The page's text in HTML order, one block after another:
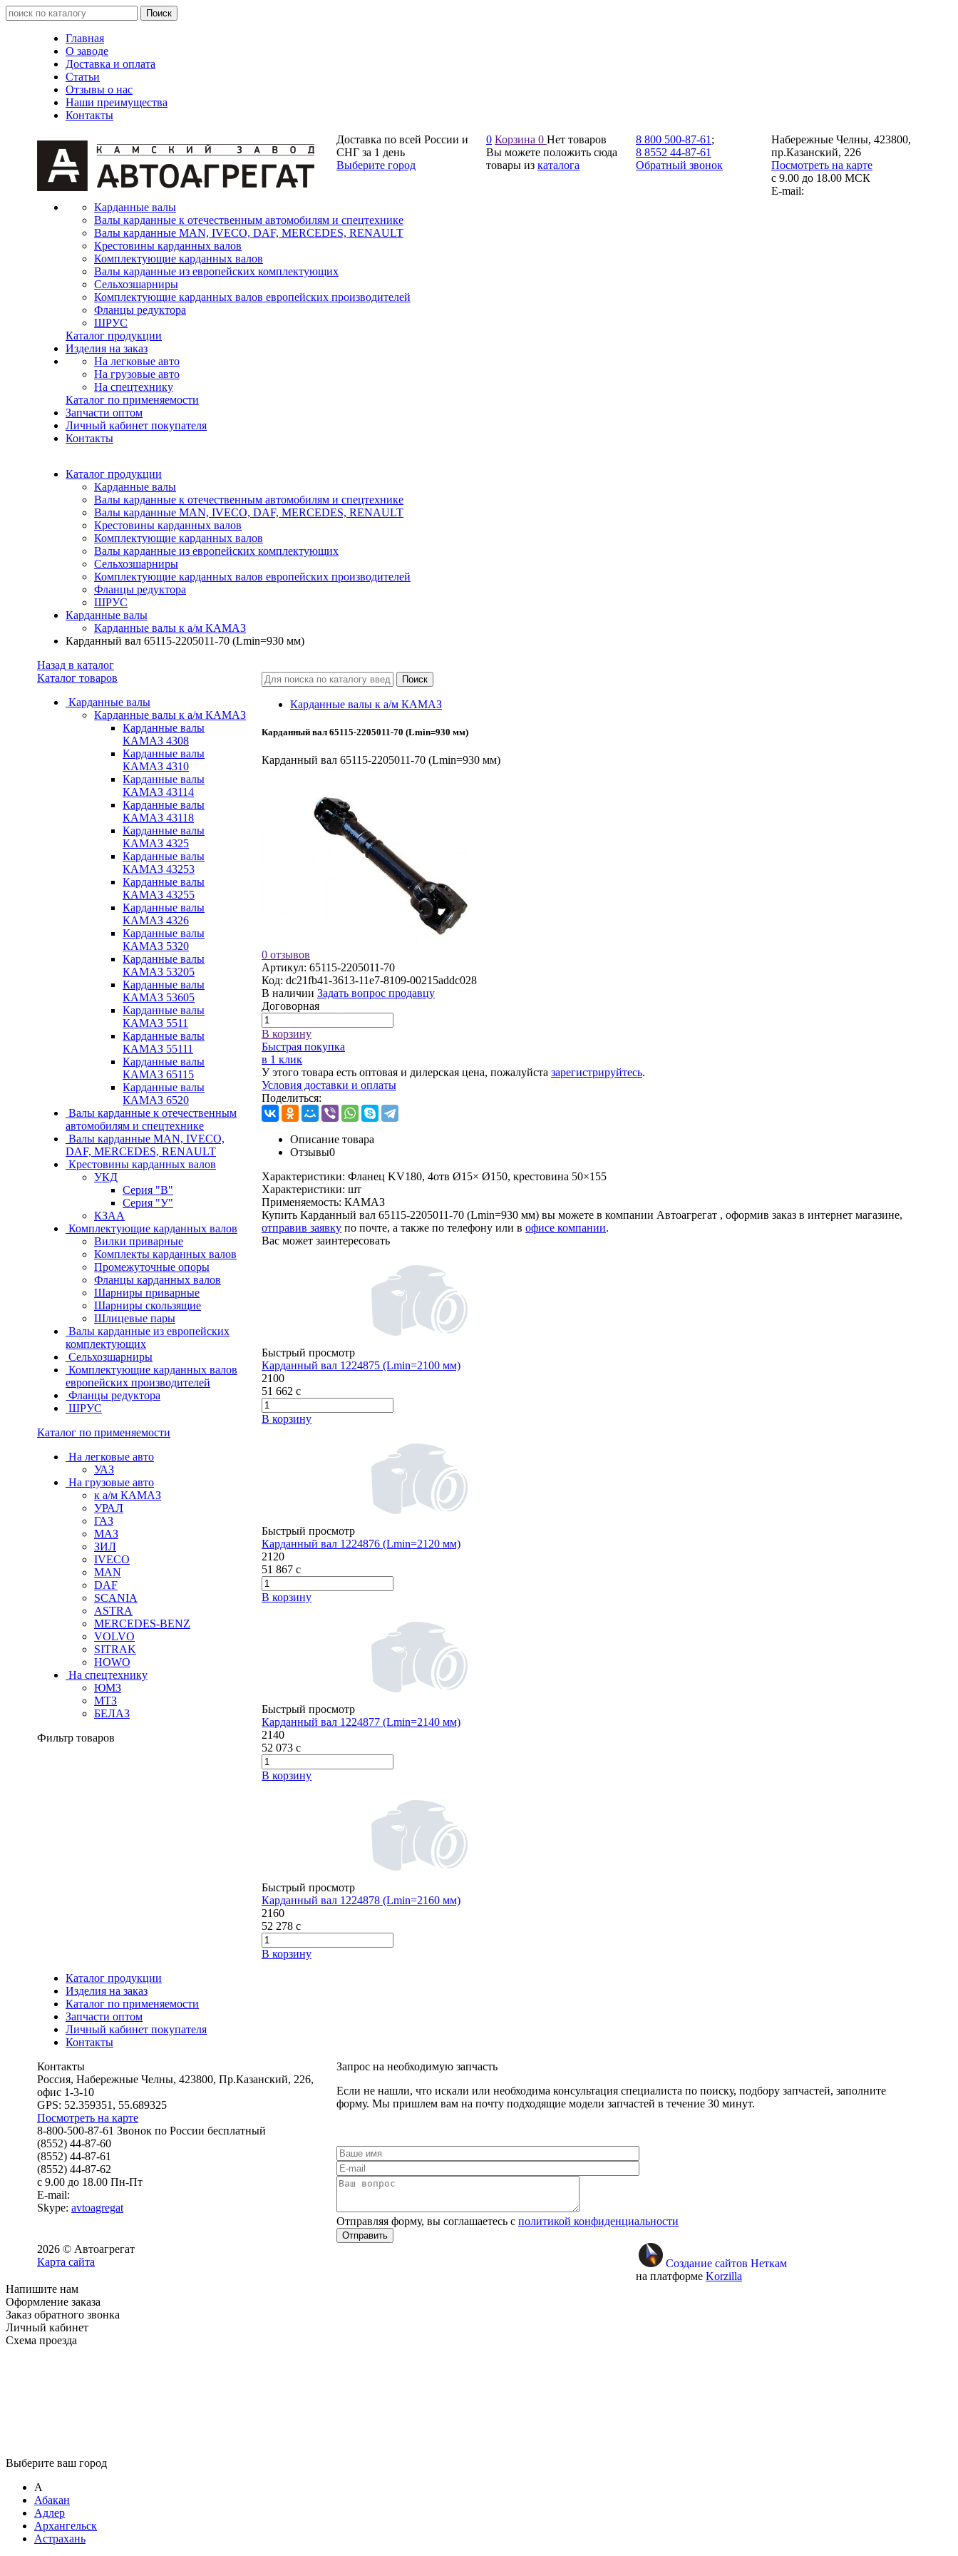
Главная
О заводе
Доставка и оплата
Статьи
Отзывы о нас
Наши преимущества
Контакты
Доставка по всей России и
СНГ за 1 день
Выберите город
0 Корзина 0 Нет товаров
Вы можете положить сюда
товары из каталога
8 800 500-87-61 ;
8 8552 44-87-61
Обратный звонок
Набережные Челны, 423800,
пр.Казанский, 226
Посмотреть на карте
с 9.00 до 18.00 МСК
E-mail:
Карданные валы
Валы карданные к отечественным автомобилям и спецтехнике
Валы карданные MAN, IVECO, DAF, MERCEDES, RENAULT
Крестовины карданных валов
Комплектующие карданных валов
Валы карданные из европейских комплектующих
Сельхозшарниры
Комплектующие карданных валов европейских производителей
Фланцы редуктора
ШРУС
Каталог продукции
Изделия на заказ
На легковые авто
На грузовые авто
На спецтехнику
Каталог по применяемости
Запчасти оптом
Личный кабинет покупателя
Контакты
Каталог продукции
Карданные валы
Валы карданные к отечественным автомобилям и спецтехнике
Валы карданные MAN, IVECO, DAF, MERCEDES, RENAULT
Крестовины карданных валов
Комплектующие карданных валов
Валы карданные из европейских комплектующих
Сельхозшарниры
Комплектующие карданных валов европейских производителей
Фланцы редуктора
ШРУС
Карданные валы
Карданные валы к а/м КАМАЗ
Карданный вал 65115-2205011-70 (Lmin=930 мм)
Назад в каталог
Каталог товаров
Карданные валы
Карданные валы к а/м КАМАЗ
Карданные валы
КАМАЗ 4308
Карданные валы
КАМАЗ 4310
Карданные валы
КАМАЗ 43114
Карданные валы
КАМАЗ 43118
Карданные валы
КАМАЗ 4325
Карданные валы
КАМАЗ 43253
Карданные валы
КАМАЗ 43255
Карданные валы
КАМАЗ 4326
Карданные валы
КАМАЗ 5320
Карданные валы
КАМАЗ 53205
Карданные валы
КАМАЗ 53605
Карданные валы
КАМАЗ 5511
Карданные валы
КАМАЗ 55111
Карданные валы
КАМАЗ 65115
Карданные валы
КАМАЗ 6520
Валы карданные к отечественным
автомобилям и спецтехнике
Валы карданные MAN, IVECO,
DAF, MERCEDES, RENAULT
Крестовины карданных валов
УКД
Серия "В"
Серия "У"
КЗАА
Комплектующие карданных валов
Вилки приварные
Комплекты карданных валов
Промежуточные опоры
Фланцы карданных валов
Шарниры приварные
Шарниры скользящие
Шлицевые пары
Валы карданные из европейских
комплектующих
Сельхозшарниры
Комплектующие карданных валов
европейских производителей
Фланцы редуктора
ШРУС
Каталог по применяемости
На легковые авто
УАЗ
На грузовые авто
к а/м КАМАЗ
УРАЛ
ГАЗ
МАЗ
ЗИЛ
IVECO
MAN
DAF
SCANIA
ASTRA
MERCEDES-BENZ
VOLVO
SITRAK
HOWO
На спецтехнику
ЮМЗ
МТЗ
БЕЛАЗ
Фильтр товаров
Карданные валы к а/м КАМАЗ
Карданный вал 65115-2205011-70 (Lmin=930 мм)
Карданный вал 65115-2205011-70 (Lmin=930 мм)
0 отзывов
Артикул: 65115-2205011-70
Код: dc21fb41-3613-11e7-8109-00215addc028
В наличии Задать вопрос продавцу
Договорная
В корзину
Быстрая покупка
в 1 клик
У этого товара есть оптовая и дилерская цена, пожалуйста зарегистрируйтесь.
Условия доставки и оплаты
Поделиться:
Описание товара
Отзывы0
Характеристики: Фланец KV180, 4отв Ø15× Ø150, крестовина 50×155
Характеристики: шт
Применяемость: КАМАЗ
Купить Карданный вал 65115-2205011-70 (Lmin=930 мм) вы можете в компании Автоагрегат , оформив заказ в интернет магазине,
отправив заявку по почте, а также по телефону или в офисе компании.
Вас может заинтересовать
Быстрый просмотр
Карданный вал 1224875 (Lmin=2100 мм)
2100
51 662 c
В корзину
Быстрый просмотр
Карданный вал 1224876 (Lmin=2120 мм)
2120
51 867 c
В корзину
Быстрый просмотр
Карданный вал 1224877 (Lmin=2140 мм)
2140
52 073 c
В корзину
Быстрый просмотр
Карданный вал 1224878 (Lmin=2160 мм)
2160
52 278 c
В корзину
Каталог продукции
Изделия на заказ
Каталог по применяемости
Запчасти оптом
Личный кабинет покупателя
Контакты
Контакты
Россия, Набережные Челны, 423800, Пр.Казанский, 226,
офис 1-3-10
GPS: 52.359351, 55.689325
Посмотреть на карте
8-800-500-87-61 Звонок по России бесплатный
(8552) 44-87-60
(8552) 44-87-61
(8552) 44-87-62
с 9.00 до 18.00 Пн-Пт
E-mail:
Skype: avtoagregat
Запрос на необходимую запчасть
Если не нашли, что искали или необходима консультация специалиста по поиску, подбору запчастей, заполните
форму. Мы пришлем вам на почту подходящие модели запчастей в течение 30 минут.
Отправляя форму, вы соглашаетесь с политикой конфиденциальности
2026 © Автоагрегат
Карта сайта
Создание сайтов Неткам
на платформе Korzilla
Напишите нам
Оформление заказа
Заказ обратного звонка
Личный кабинет
Схема проезда
Выберите ваш город
А
Абакан
Адлер
Архангельск
Астрахань